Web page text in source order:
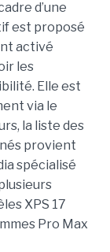
d’une
est proposé
activé
les
Elle est
via le
la liste des
provient
spécialisé
XPS 17
Pro Max